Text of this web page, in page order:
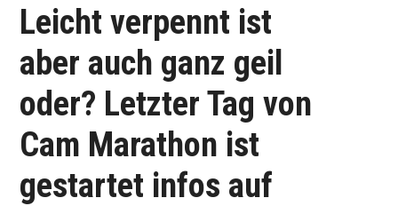
NEU: AISCHE SHOP!
TELEGRAM GRUPPE
IMPRESSUM
Leicht verpennt ist
aber auch ganz geil
oder? Letzter Tag von
Cam Marathon ist
gestartet infos auf